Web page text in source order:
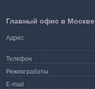
Главный офис в Москве
Адрес
Телефон
Режим работы
E-mail